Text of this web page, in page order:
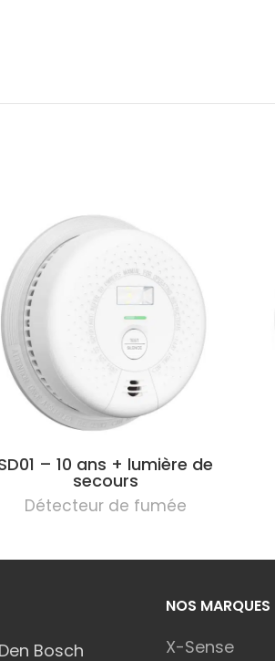
– 10 ans + lumière de
secours
Détecteur de fumée
Bosch
NOS MARQUES
X-Sense